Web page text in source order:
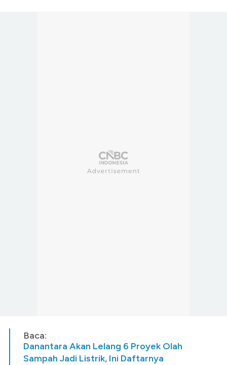
Baca:
Danantara Akan Lelang 6 Proyek Olah
Sampah Jadi Listrik, Ini Daftarnya